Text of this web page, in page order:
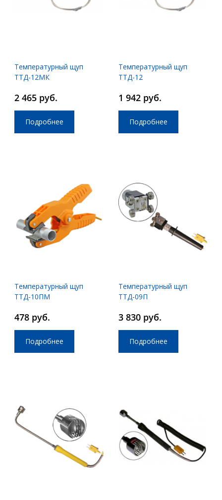
Температурный щуп
ТТД-12МК
2 465 руб.
Подробнее
Температурный щуп
ТТД-12
1 942 руб.
Подробнее
Температурный щуп
ТТД-10ПМ
478 руб.
Подробнее
Температурный щуп
ТТД-09П
3 830 руб.
Подробнее